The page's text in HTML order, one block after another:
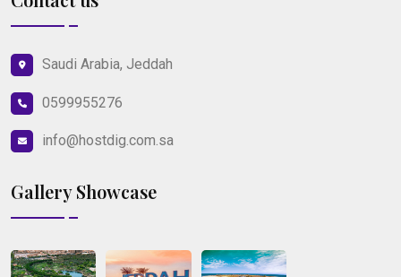
Saudi Arabia, Jeddah
0599955276
info@hostdig.com.sa
Gallery Showcase